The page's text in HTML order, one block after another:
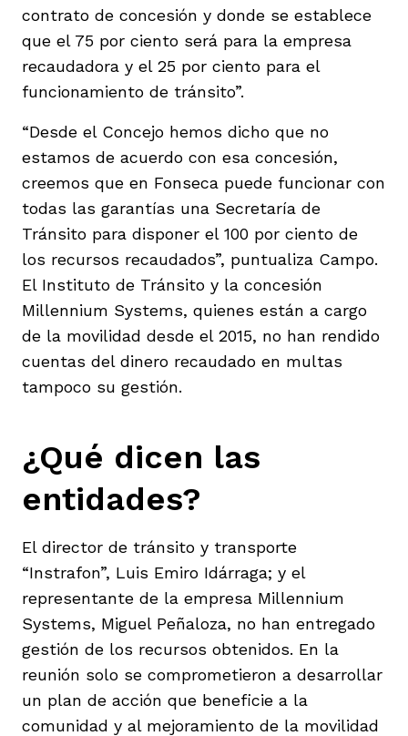
contrato de concesión y donde se establece
que el 75 por ciento será para la empresa
recaudadora y el 25 por ciento para el
funcionamiento de tránsito”.
“Desde el Concejo hemos dicho que no
estamos de acuerdo con esa concesión,
creemos que en Fonseca puede funcionar con
todas las garantías una Secretaría de
Tránsito para disponer el 100 por ciento de
los recursos recaudados”, puntualiza Campo.
El Instituto de Tránsito y la concesión
Millennium Systems, quienes están a cargo
de la movilidad desde el 2015, no han rendido
cuentas del dinero recaudado en multas
tampoco su gestión.
¿Qué dicen las
entidades?
El director de tránsito y transporte
“Instrafon”, Luis Emiro Idárraga; y el
representante de la empresa Millennium
Systems, Miguel Peñaloza, no han entregado
gestión de los recursos obtenidos. En la
reunión solo se comprometieron a desarrollar
un plan de acción que beneficie a la
comunidad y al mejoramiento de la movilidad